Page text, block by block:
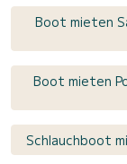
Boot mieten
Boot mieten
Schlauchboot